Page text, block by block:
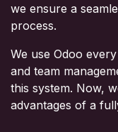
we ensure a
process.
We use Odoo
and team
this system. Now,
advantages of a